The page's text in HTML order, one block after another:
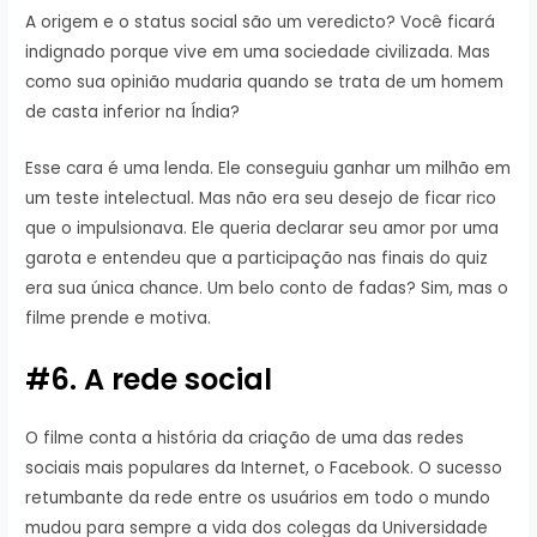
A origem e o status social são um veredicto? Você ficará
indignado porque vive em uma sociedade civilizada. Mas
como sua opinião mudaria quando se trata de um homem
de casta inferior na Índia?
Esse cara é uma lenda. Ele conseguiu ganhar um milhão em
um teste intelectual. Mas não era seu desejo de ficar rico
que o impulsionava. Ele queria declarar seu amor por uma
garota e entendeu que a participação nas finais do quiz
era sua única chance. Um belo conto de fadas? Sim, mas o
filme prende e motiva.
#6. A rede social
O filme conta a história da criação de uma das redes
sociais mais populares da Internet, o Facebook. O sucesso
retumbante da rede entre os usuários em todo o mundo
mudou para sempre a vida dos colegas da Universidade